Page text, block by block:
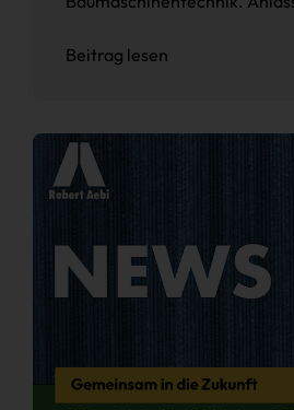
Beitrag lesen